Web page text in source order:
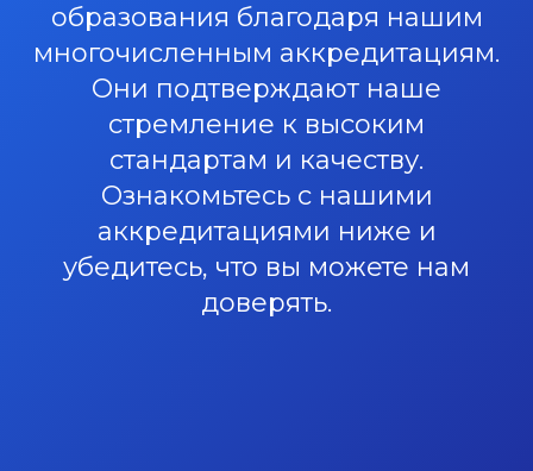
образования благодаря нашим
многочисленным аккредитациям.
Они подтверждают наше
стремление к высоким
стандартам и качеству.
Ознакомьтесь с нашими
аккредитациями ниже и
убедитесь, что вы можете нам
доверять.